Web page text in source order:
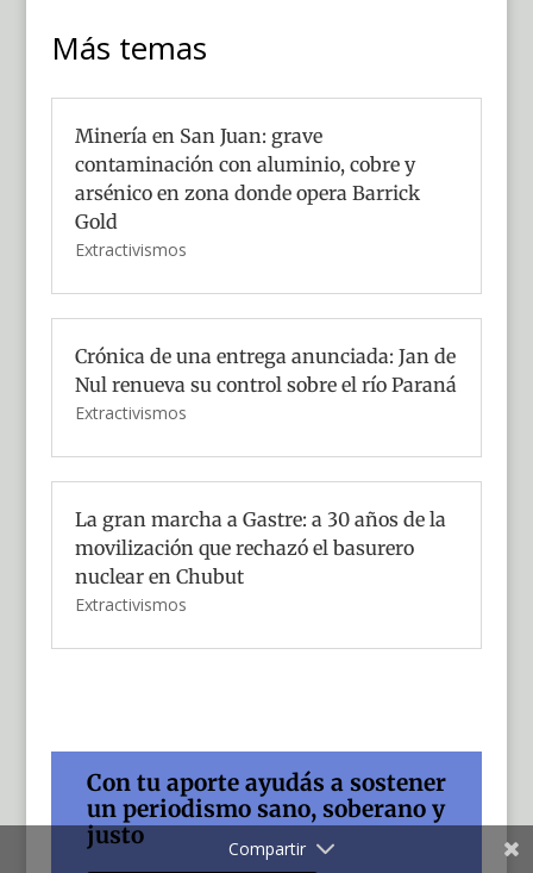
Más temas
Minería en San Juan: grave
contaminación con aluminio, cobre y
arsénico en zona donde opera Barrick
Gold
Extractivismos
Crónica de una entrega anunciada: Jan de
Nul renueva su control sobre el río Paraná
Extractivismos
La gran marcha a Gastre: a 30 años de la
movilización que rechazó el basurero
nuclear en Chubut
Extractivismos
Con tu aporte ayudás a sostener
un periodismo sano, soberano y
justo
Compartir